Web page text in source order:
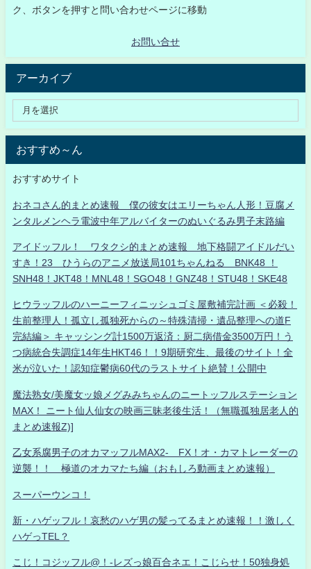
ク、ボタンを押すと問い合わせページに移動
お問い合せ
アーカイブ
おすすめ～ん
おすすめサイト
おネコさん的まとめ速報 僕の彼女はエリーちゃん人形！豆腐メ
ンタルメンヘラ電波中年アルバイターのぬいぐるみ男子末路編
アイドッフル！ ワタクシ的まとめ速報 地下格闘アイドルだい
すき！23 ひうらのアニメ放送局101ちゃんねる BNK48 ！
SNH48！JKT48！MNL48！SGO48！GNZ48！STU48！SKE48
ヒウラッフルのハーニーフィニッシュゴミ屋敷補完計画 ＜必殺！
生前整理人！孤立し孤独死からの～特殊清掃・遺品整理への道F
完結編＞ キャッシング計1500万返済：厨二病借金3500万円！う
つ病統合失調症14年生HKT46！！9期研究生、最後のサイト！全
米が泣いた！認知症鬱病60代のラストサイト絶賛！公開中
魔法熟女/美魔女ッ娘メグみみちゃんのニートッフルステーション
MAX！ ニート仙人仙女の映画三昧老後生活！（無職孤独居老人的
まとめ速報Z)]
乙女系腐男子のオカマッフルMAX2- FX！オ・カマトレーダーの
逆襲！！ 極道のオカマたち編（おもしろ動画まとめ速報）
スーパーウンコ！
新・ハゲッフル！哀愁のハゲ男の髪ってるまとめ速報！！激しく
ハゲっTEL？
こじ！コジッフル@！-レズっ娘百合ネエ！こじらせ！50独身処